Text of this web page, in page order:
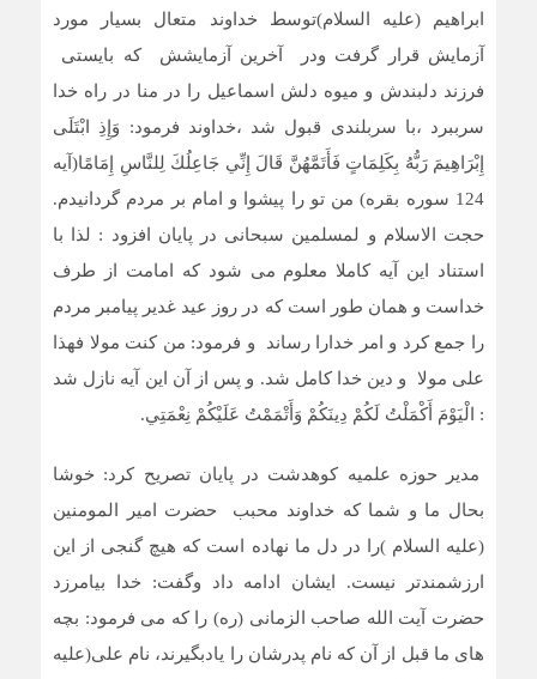
ابراهیم (علیه السلام)توسط خداوند متعال بسیار مورد
آزمایش قرار گرفت ودر آخرین آزمایشش که بایستی
فرزند دلبندش و میوه دلش اسماعیل را در منا در راه خدا
سرببرد ،با سربلندی قبول شد ،خداوند فرمود: وَإِذِ ابْتَلَى
إِبْرَاهِيمَ رَبُّهُ بِكَلِمَاتٍ فَأَتَمَّهُنَّ قَالَ إِنِّي جَاعِلُكَ لِلنَّاسِ إِمَامًا(آیه
124 سوره بقره)
من تو را پيشوا و امام بر مردم گردانيدم.
حجت الاسلام و لمسلمین سبحانی در پایان افزود : لذا با
استناد این آیه کاملا معلوم می شود که امامت از طرف
خداست و همان طور است که در روز عید غدیر پیامبر مردم
را جمع کرد و امر خدارا رساند و فرمود: من کنت مولا فهذا
علی مولا و دین خدا کامل شد. و پس از آن این آیه نازل شد
: الْيَوْمَ أَكْمَلْتُ لَكُمْ دِينَكُمْ وَأَتْمَمْتُ عَلَيْكُمْ نِعْمَتِي.
مدیر حوزه علمیه کوهدشت در پایان تصریح کرد: خوشا
بحال ما و شما که خداوند محبب حضرت امیر المومنین
(علیه السلام )را در دل ما نهاده است که هیچ گنجی از این
ارزشمندتر نیست. ایشان ادامه داد وگفت: خدا بیامرزد
حضرت آیت الله صاحب الزمانی (ره) را که می فرمود: بچه
های ما قبل از آن که نام پدرشان را یادبگیرند، نام علی(علیه